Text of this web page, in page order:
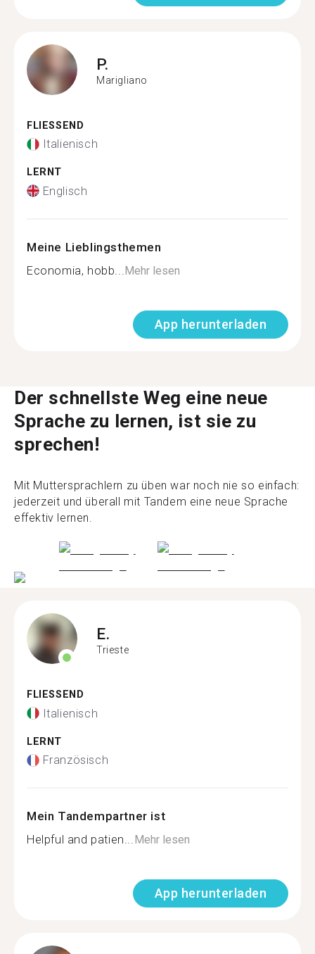
P.
Marigliano
FLIESSEND
Italienisch
LERNT
Englisch
Meine Lieblingsthemen
Economia, hobb... Mehr lesen
App herunterladen
Der schnellste Weg eine neue
Sprache zu lernen, ist sie zu
sprechen!
Mit Muttersprachlern zu üben war noch nie so einfach:
jederzeit und überall mit Tandem eine neue Sprache
effektiv lernen.
E.
Trieste
FLIESSEND
Italienisch
LERNT
Französisch
Mein Tandempartner ist
Helpful and patien...Mehr lesen
App herunterladen